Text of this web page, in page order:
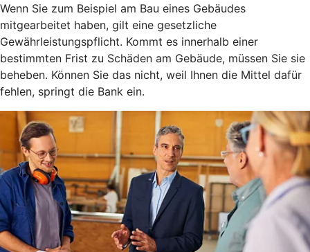
Wenn Sie zum Beispiel am Bau eines Gebäudes
mitgearbeitet haben, gilt eine gesetzliche
Gewährleistungspflicht. Kommt es innerhalb einer
bestimmten Frist zu Schäden am Gebäude, müssen Sie sie
beheben. Können Sie das nicht, weil Ihnen die Mittel dafür
fehlen, springt die Bank ein.